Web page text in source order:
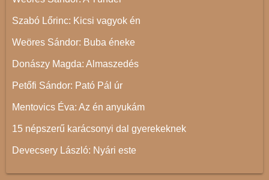
Szabó Lőrinc: Kicsi vagyok én
Weöres Sándor: Buba éneke
Donászy Magda: Almaszedés
Petőfi Sándor: Pató Pál úr
Mentovics Éva: Az én anyukám
15 népszerű karácsonyi dal gyerekeknek
Devecsery László: Nyári este